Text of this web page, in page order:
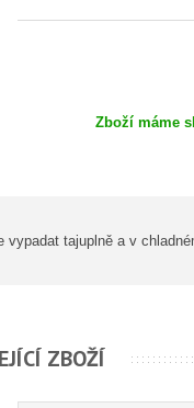
Zboží máme
tajuplně a v
ZBOŽÍ